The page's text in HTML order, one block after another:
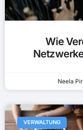
Wie
Neela
VERWALTUNG